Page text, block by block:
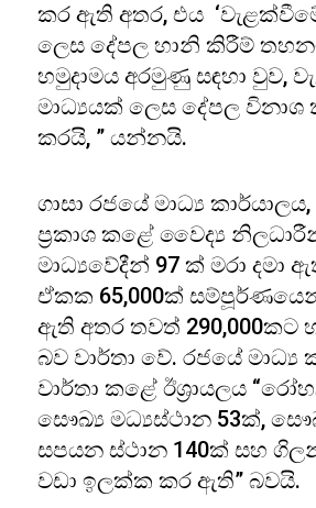
කර ඇති අතර, එය
ලෙස දේපල හානි කිරීම්
හමුදාමය අරමුණු සඳහා වුව,
මාධ්‍යයක් ලෙස දේපල
කරයි, ” යන්නයි.
ගාසා රජයේ මාධ්‍ය
ප්‍රකාශ කළේ වෛද්‍ය
මාධ්‍යවේදීන් 97 ක් මරා දමා
ඒකක 65,000ක්
ඇති අතර තවත් 290,000කට
බව වාර්තා වේ. රජයේ මාධ්‍ය
වාර්තා කළේ ඊශ්‍රායලය
සෞඛ්‍ය මධ්‍යස්ථාන 53ක්,
සපයන ස්ථාන 140ක් සහ
වඩා ඉලක්ක කර ඇති” බවයි.